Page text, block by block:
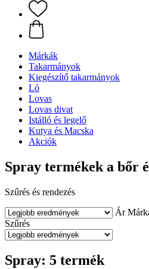
Márkák
Takarmányok
Kiegészítő takarmányok
Ló
Lovas
Lovas divat
Istálló és legelő
Kutya és Macska
Akciók
Spray termékek a bőr
Szűrés és rendezés
Ár
Szűrés
Spray: 5 termék